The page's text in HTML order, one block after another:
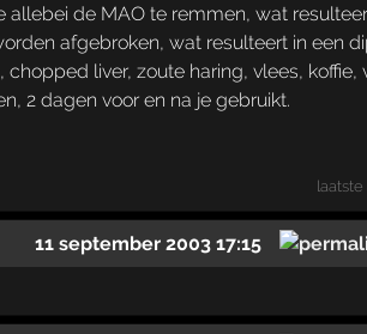
de MAO te remmen, wat
afgebroken, wat resulteert in een
liver, zoute haring, vlees, koffie,
2 dagen voor en na je gebruikt.
laatste
11 september 2003 17:15